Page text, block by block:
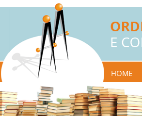
HOME